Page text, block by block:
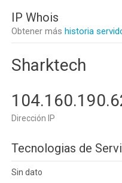
IP Whois
Obtener más historia
Sharktech
Dirección IP
Tecnologias de
Sin dato